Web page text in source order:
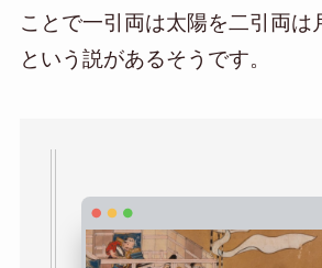
ことで一引両は太陽を二引両は
という説があるそうです。